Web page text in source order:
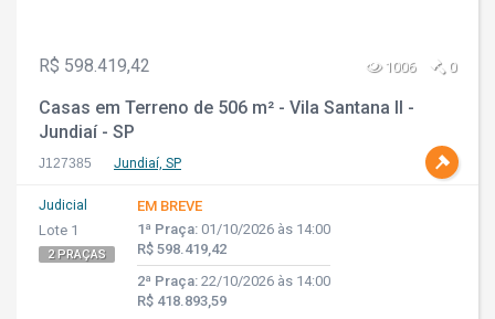
R$ 598.419,42 1006 0
Casas em Terreno de 506 m² - Vila Santana ll -
Jundiaí - SP
J127385 Jundiaí, SP
Judicial
Lote 1
2 PRAÇAS
EM BREVE
1ª Praça: 01/10/2026 às 14:00
R$ 598.419,42
2ª Praça: 22/10/2026 às 14:00
R$ 418.893,59